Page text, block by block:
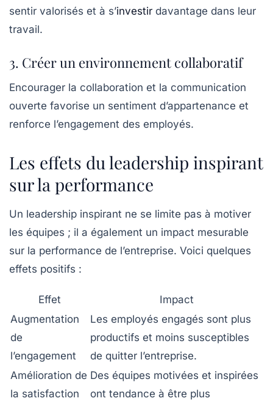
sentir valorisés et à s’investir davantage dans leur
travail.
3. Créer un environnement collaboratif
Encourager la collaboration et la communication
ouverte favorise un sentiment d’appartenance et
renforce l’engagement des employés.
Les effets du leadership inspirant
sur la performance
Un leadership inspirant ne se limite pas à motiver
les équipes ; il a également un impact mesurable
sur la performance de l’entreprise. Voici quelques
effets positifs :
Effet
Impact
Augmentation
de
l’engagement
Les employés engagés sont plus
productifs et moins susceptibles
de quitter l’entreprise.
Amélioration de
la satisfaction
Des équipes motivées et inspirées
ont tendance à être plus